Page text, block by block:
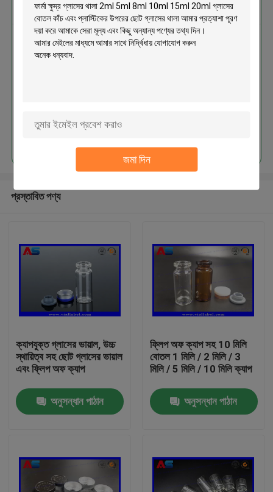
জমা দিন
বাড়ি
আমাদের সম্পর্কে
এর সেরা মূল্য পান
ফার্মা ক্ষুদ্র গ্লাসের থালা 2ml 5ml 8ml
প্রস্তাবিত পণ্য
ক্যাপযুক্ত গ্লাসের ভায়াল, উচ্চ
স্থায়িত্ব সহ ছোট গ্লাসের ভায়াল
এবং ফ্লিপ অফ ক্যাপ
অনুসন্ধান পাঠান
ফ্লিপ অফ ক্যাপ সহ 10 মিলি
বোতল 1 মিলি / 2 মিলি / 3
মিলি / 5 মিলি / 10 মিলি ক্যাপ
অনুসন্ধান পাঠান